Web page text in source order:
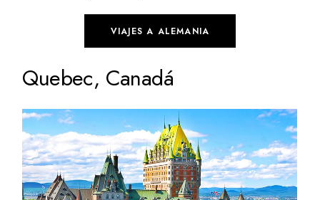
VIAJES A ALEMANIA
Quebec, Canadá